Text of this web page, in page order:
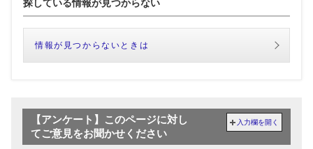
探している情報が見つからない
情報が見つからないときは
【アンケート】このページに対し
てご意見をお聞かせください
入力欄を開く